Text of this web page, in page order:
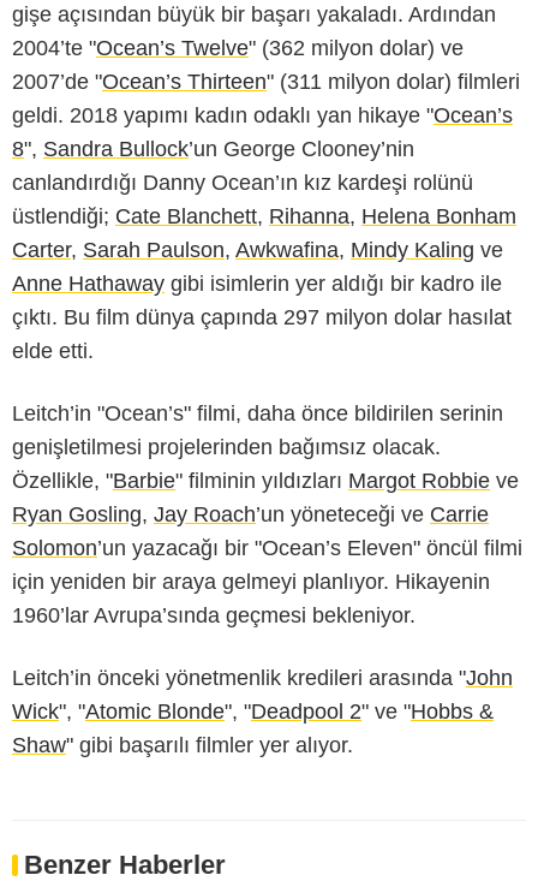
gişe açısından büyük bir başarı yakaladı. Ardından
2004’te "Ocean’s Twelve" (362 milyon dolar) ve
2007’de "Ocean’s Thirteen" (311 milyon dolar) filmleri
geldi. 2018 yapımı kadın odaklı yan hikaye "Ocean’s
8", Sandra Bullock’un George Clooney’nin
canlandırdığı Danny Ocean’ın kız kardeşi rolünü
üstlendiği; Cate Blanchett, Rihanna, Helena Bonham
Carter, Sarah Paulson, Awkwafina, Mindy Kaling ve
Anne Hathaway gibi isimlerin yer aldığı bir kadro ile
çıktı. Bu film dünya çapında 297 milyon dolar hasılat
elde etti.
Leitch’in "Ocean’s" filmi, daha önce bildirilen serinin
genişletilmesi projelerinden bağımsız olacak.
Özellikle, "Barbie" filminin yıldızları Margot Robbie ve
Ryan Gosling, Jay Roach’un yöneteceği ve Carrie
Solomon’un yazacağı bir "Ocean’s Eleven" öncül filmi
için yeniden bir araya gelmeyi planlıyor. Hikayenin
1960’lar Avrupa’sında geçmesi bekleniyor.
Leitch’in önceki yönetmenlik kredileri arasında "John
Wick", "Atomic Blonde", "Deadpool 2" ve "Hobbs &
Shaw" gibi başarılı filmler yer alıyor.
Benzer Haberler